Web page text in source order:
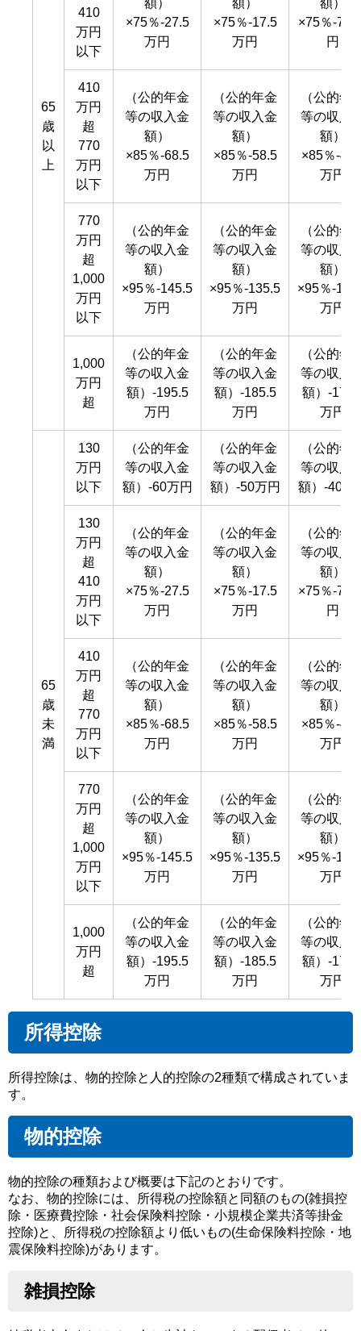
65
歳
以
上
410
万円
以下
×75％-27.5
万円
×75％-17.5
万円
×75％-7.5
円
410
万円
超
770
万円
以下
（公的年金
等の収入金
額）
×85％-68.5
万円
（公的年金
等の収入金
額）
×85％-58.5
万円
（公的年
等の収入
額）
×85％-
万円
770
万円
超
1,000
万円
以下
（公的年金
等の収入金
額）
×95％-145.5
万円
（公的年金
等の収入金
額）
×95％-135.5
万円
（公的年
等の収入
額）
×95％-
万円
1,000
万円
超
（公的年金
等の収入金
額）-195.5
万円
（公的年金
等の収入金
額）-185.5
万円
（公的年
等の収入
額）-
万円
65
歳
未
満
130
万円
以下
（公的年金
等の収入金
額）-60万円
（公的年金
等の収入金
額）-50万円
（公的年
等の収入
額）-40万
130
万円
超
410
万円
以下
（公的年金
等の収入金
額）
×75％-27.5
万円
（公的年金
等の収入金
額）
×75％-17.5
万円
（公的年
等の収入
額）
×75％-7.5
円
410
万円
超
770
万円
以下
（公的年金
等の収入金
額）
×85％-68.5
万円
（公的年金
等の収入金
額）
×85％-58.5
万円
（公的年
等の収入
額）
×85％-
万円
770
万円
超
1,000
万円
以下
（公的年金
等の収入金
額）
×95％-145.5
万円
（公的年金
等の収入金
額）
×95％-135.5
万円
（公的年
等の収入
額）
×95％-
万円
1,000
万円
超
（公的年金
等の収入金
額）-195.5
万円
（公的年金
等の収入金
額）-185.5
万円
（公的年
等の収入
額）-
万円
所得控除
所得控除は、物的控除と人的控除の2種類で構成されていま
す。
物的控除
物的控除の種類および概要は下記のとおりです。
なお、物的控除には、所得税の控除額と同額のもの(雑損控
除・医療費控除・社会保険料控除・小規模企業共済等掛金
控除)と、所得税の控除額より低いもの(生命保険料控除・地
震保険料控除)があります。
雑損控除